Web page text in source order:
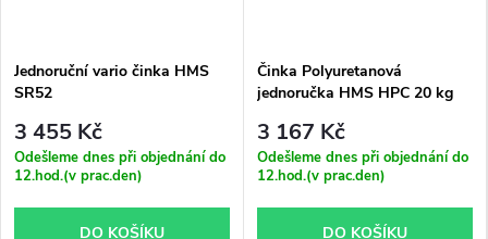
Jednoruční vario činka HMS
SR52
3 455 Kč
Odešleme dnes při objednání do
12.hod.(v prac.den)
DO KOŠÍKU
Činka Polyuretanová
jednoručka HMS HPC 20 kg
3 167 Kč
Odešleme dnes při objednání do
12.hod.(v prac.den)
DO KOŠÍKU